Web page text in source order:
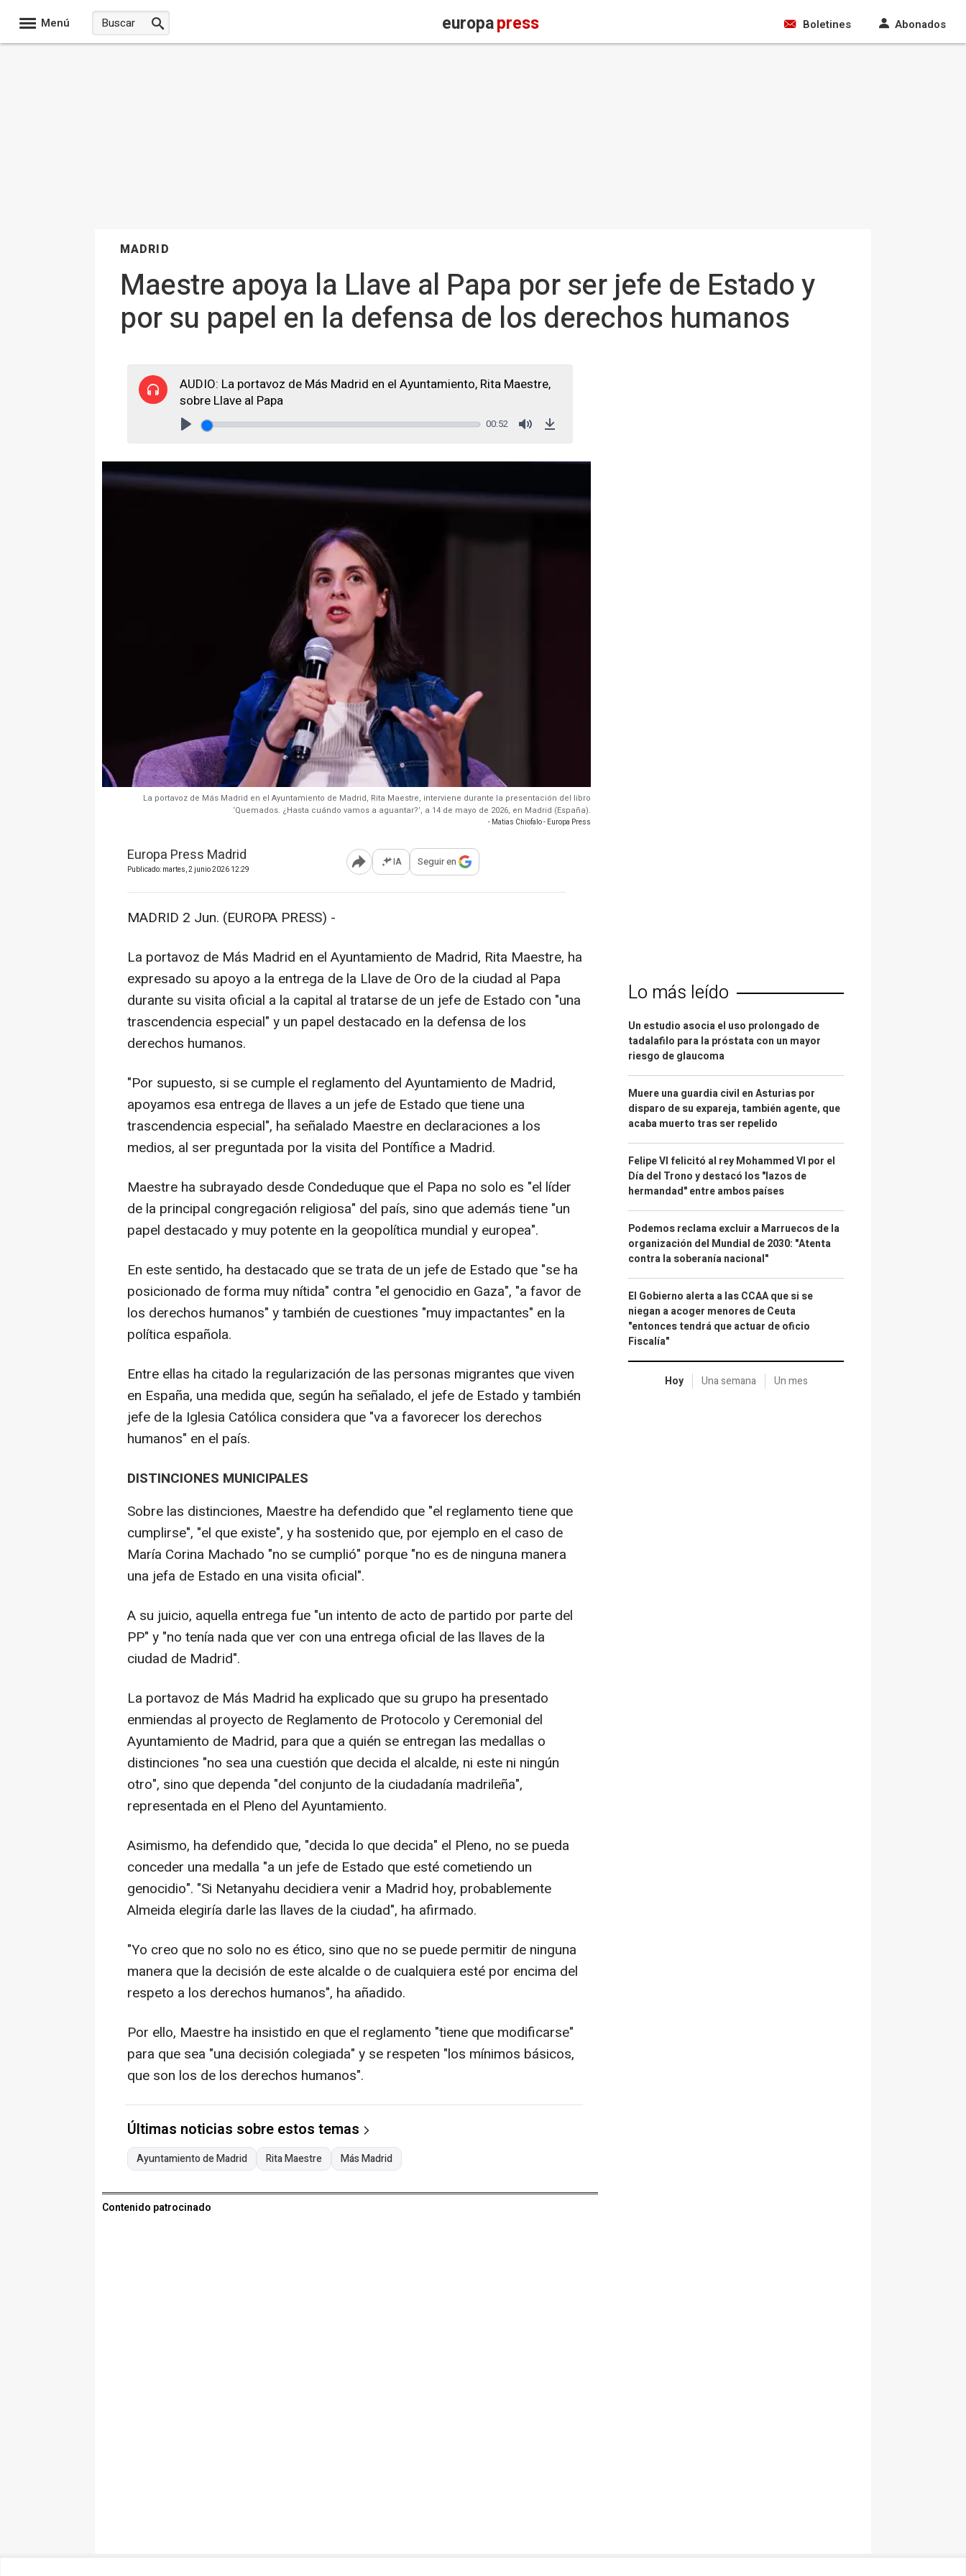
Menú europapress Boletines Abonados
MADRID
Maestre apoya la Llave al Papa por ser jefe de Estado y
por su papel en la defensa de los derechos humanos
AUDIO: La portavoz de Más Madrid en el Ayuntamiento, Rita Maestre,
sobre Llave al Papa
00:52
La portavoz de Más Madrid en el Ayuntamiento de Madrid, Rita Maestre, interviene durante la presentación del libro
‘Quemados. ¿Hasta cuándo vamos a aguantar?’, a 14 de mayo de 2026, en Madrid (España).
- Matias Chiofalo - Europa Press
Europa Press Madrid
Publicado: martes, 2 junio 2026 12:29 Abrir opciones para compartir
IA Seguir en
MADRID 2 Jun. (EUROPA PRESS) -
La portavoz de Más Madrid en el Ayuntamiento de Madrid, Rita Maestre, ha
expresado su apoyo a la entrega de la Llave de Oro de la ciudad al Papa
durante su visita oficial a la capital al tratarse de un jefe de Estado con "una
trascendencia especial" y un papel destacado en la defensa de los
derechos humanos.
"Por supuesto, si se cumple el reglamento del Ayuntamiento de Madrid,
apoyamos esa entrega de llaves a un jefe de Estado que tiene una
trascendencia especial", ha señalado Maestre en declaraciones a los
medios, al ser preguntada por la visita del Pontífice a Madrid.
Maestre ha subrayado desde Condeduque que el Papa no solo es "el líder
de la principal congregación religiosa" del país, sino que además tiene "un
papel destacado y muy potente en la geopolítica mundial y europea".
En este sentido, ha destacado que se trata de un jefe de Estado que "se ha
posicionado de forma muy nítida" contra "el genocidio en Gaza", "a favor de
los derechos humanos" y también de cuestiones "muy impactantes" en la
política española.
Entre ellas ha citado la regularización de las personas migrantes que viven
en España, una medida que, según ha señalado, el jefe de Estado y también
jefe de la Iglesia Católica considera que "va a favorecer los derechos
humanos" en el país.
DISTINCIONES MUNICIPALES
Sobre las distinciones, Maestre ha defendido que "el reglamento tiene que
cumplirse", "el que existe", y ha sostenido que, por ejemplo en el caso de
María Corina Machado "no se cumplió" porque "no es de ninguna manera
una jefa de Estado en una visita oficial".
A su juicio, aquella entrega fue "un intento de acto de partido por parte del
PP" y "no tenía nada que ver con una entrega oficial de las llaves de la
ciudad de Madrid".
La portavoz de Más Madrid ha explicado que su grupo ha presentado
enmiendas al proyecto de Reglamento de Protocolo y Ceremonial del
Ayuntamiento de Madrid, para que a quién se entregan las medallas o
distinciones "no sea una cuestión que decida el alcalde, ni este ni ningún
otro", sino que dependa "del conjunto de la ciudadanía madrileña",
representada en el Pleno del Ayuntamiento.
Asimismo, ha defendido que, "decida lo que decida" el Pleno, no se pueda
conceder una medalla "a un jefe de Estado que esté cometiendo un
genocidio". "Si Netanyahu decidiera venir a Madrid hoy, probablemente
Almeida elegiría darle las llaves de la ciudad", ha afirmado.
"Yo creo que no solo no es ético, sino que no se puede permitir de ninguna
manera que la decisión de este alcalde o de cualquiera esté por encima del
respeto a los derechos humanos", ha añadido.
Por ello, Maestre ha insistido en que el reglamento "tiene que modificarse"
para que sea "una decisión colegiada" y se respeten "los mínimos básicos,
que son los de los derechos humanos".
Últimas noticias sobre estos temas
Ayuntamiento de Madrid Rita Maestre Más Madrid
Contenido patrocinado
Lo más leído
Un estudio asocia el uso prolongado de
tadalafilo para la próstata con un mayor
riesgo de glaucoma
Muere una guardia civil en Asturias por
disparo de su expareja, también agente, que
acaba muerto tras ser repelido
Felipe VI felicitó al rey Mohammed VI por el
Día del Trono y destacó los "lazos de
hermandad" entre ambos países
Podemos reclama excluir a Marruecos de la
organización del Mundial de 2030: "Atenta
contra la soberanía nacional"
El Gobierno alerta a las CCAA que si se
niegan a acoger menores de Ceuta
"entonces tendrá que actuar de oficio
Fiscalía"
Hoy Una semana Un mes